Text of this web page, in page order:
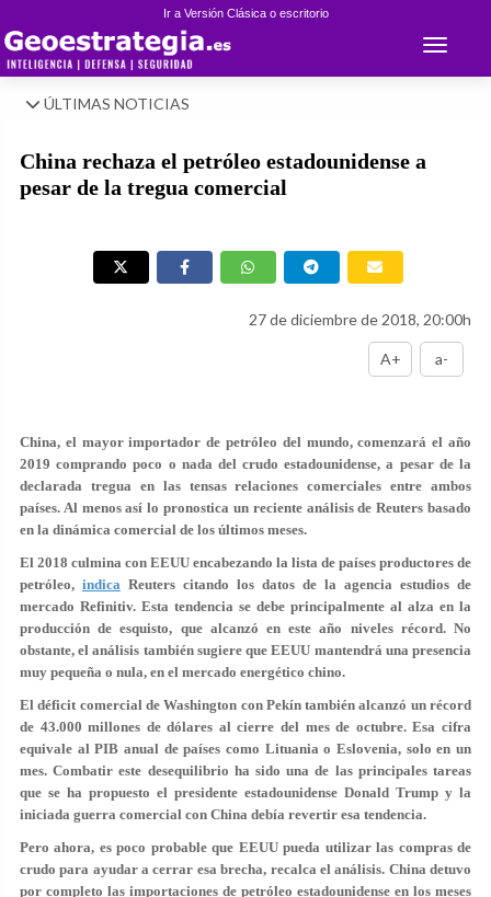
Ir a Versión Clásica o escritorio
Toggle
ÚLTIMAS NOTICIAS
China rechaza el petróleo estadounidense a
pesar de la tregua comercial
27 de diciembre de 2018, 20:00h
A+ a-
China, el mayor importador de petróleo del mundo, comenzará el año
2019 comprando poco o nada del crudo estadounidense, a pesar de la
declarada tregua en las tensas relaciones comerciales entre ambos
países. Al menos así lo pronostica un reciente análisis de Reuters basado
en la dinámica comercial de los últimos meses.
El 2018 culmina con EEUU encabezando la lista de países productores de
petróleo, indica Reuters citando los datos de la agencia estudios de
mercado Refinitiv. Esta tendencia se debe principalmente al alza en la
producción de esquisto, que alcanzó en este año niveles récord. No
obstante, el análisis también sugiere que EEUU mantendrá una presencia
muy pequeña o nula, en el mercado energético chino.
El déficit comercial de Washington con Pekín también alcanzó un récord
de 43.000 millones de dólares al cierre del mes de octubre. Esa cifra
equivale al PIB anual de países como Lituania o Eslovenia, solo en un
mes. Combatir este desequilibrio ha sido una de las principales tareas
que se ha propuesto el presidente estadounidense Donald Trump y la
iniciada guerra comercial con China debía revertir esa tendencia.
Pero ahora, es poco probable que EEUU pueda utilizar las compras de
crudo para ayudar a cerrar esa brecha, recalca el análisis. China detuvo
por completo las importaciones de petróleo estadounidense en los meses